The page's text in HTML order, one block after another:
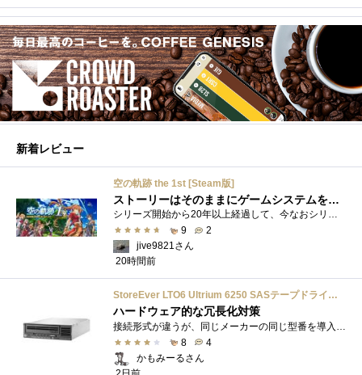
新着レビュー
空の軌跡 the 1st [Steam版]
ストーリーはそのままにゲームシステムを現代化
シリーズ開始から20年以上経過して、今なおシリーズの完結が見えてこない日本ファルコムのストーリーRPG、「英雄伝説軌跡シリーズ」。シリーズ...
9
2
jive9821さん
20時間前
StoreEver LTO6 Ultrium 6250 SASテープドライブ(内蔵型)
ハードウェア的な冗長化対策
8
4
かもみーるさん